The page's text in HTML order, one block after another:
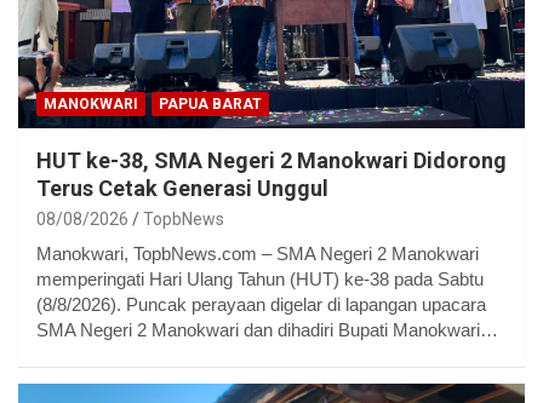
MANOKWARI PAPUA BARAT
HUT ke-38, SMA Negeri 2 Manokwari Didorong
Terus Cetak Generasi Unggul
08/08/2026 TopbNews
Manokwari, TopbNews.com – SMA Negeri 2 Manokwari
memperingati Hari Ulang Tahun (HUT) ke-38 pada Sabtu
(8/8/2026). Puncak perayaan digelar di lapangan upacara
SMA Negeri 2 Manokwari dan dihadiri Bupati Manokwari…